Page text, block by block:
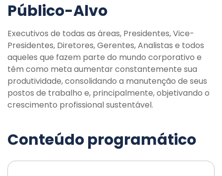
Público-Alvo
Executivos de todas as áreas, Presidentes, Vice-
Presidentes, Diretores, Gerentes, Analistas e todos
aqueles que fazem parte do mundo corporativo e
têm como meta aumentar constantemente sua
produtividade, consolidando a manutenção de seus
postos de trabalho e, principalmente, objetivando o
crescimento profissional sustentável.
Conteúdo programático